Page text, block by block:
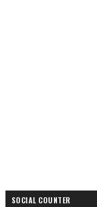
SOCIAL COUNTER